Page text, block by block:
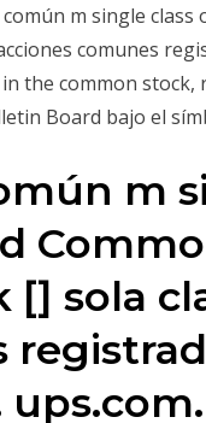
m single
comunes
the common
Board bajo el
m
[] sola